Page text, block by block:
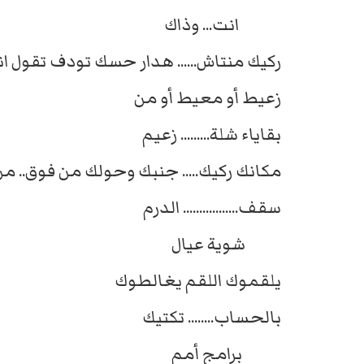
انت... وذاك
ركيك منتاش...... هدار حسك تودف تقول
زعيط أو معيط أو من
بقاياء شلة......... زعيم
مكانك ركيك..... جنبك وحولك من فوق..
سقف................. الدرم
شوية عيال
يلقموك اللقم يغالطوك
بالحساب........ تكتيك
برامج أمم